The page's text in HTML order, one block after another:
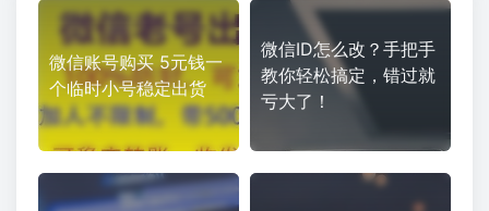
微信账号购买 5元钱一
个临时小号稳定出货
微信ID怎么改？手把手
教你轻松搞定，错过就
亏大了！